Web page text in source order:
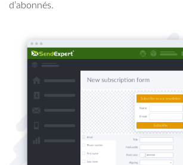
d’abonnés.